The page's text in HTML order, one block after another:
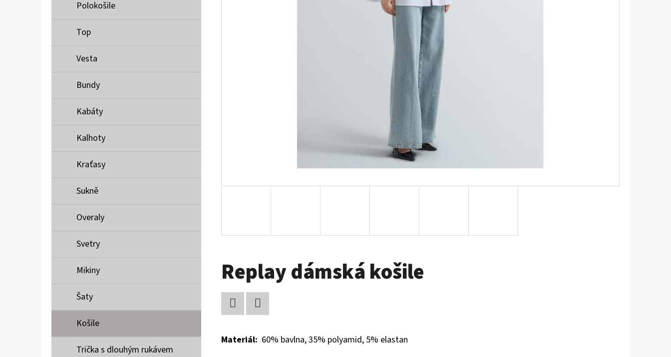
Polokošile
Top
Vesta
Bundy
Kabáty
Kalhoty
Kraťasy
Sukně
Overaly
Svetry
Mikiny
Šaty
Košile
Trička s dlouhým rukávem
Replay dámská košile
Materiál: 60% bavlna, 35% polyamid, 5% elastan
MUSTANG PÁSEK
MUSTANG PÁNSKÉ TRIKO S KRÁTKÝM
RUKÁVEM
399 Kč